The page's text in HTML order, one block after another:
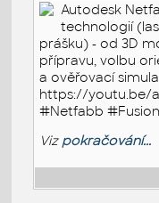
Autodesk
technologií
prášku) - od 3D
přípravu, volbu
a ověřovací
https://youtu.be/
#Netfabb
Viz pokračování...